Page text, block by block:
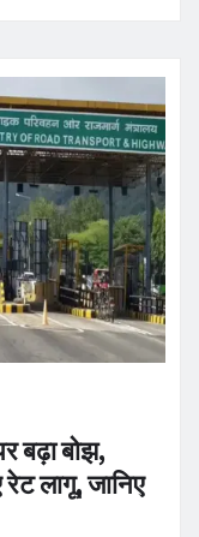
बढ़ा बोझ,
लागू, जानिए